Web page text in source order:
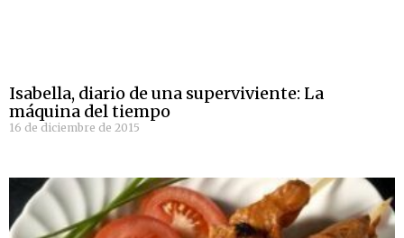
Isabella, diario de una superviviente: La
máquina del tiempo
16 de diciembre de 2015